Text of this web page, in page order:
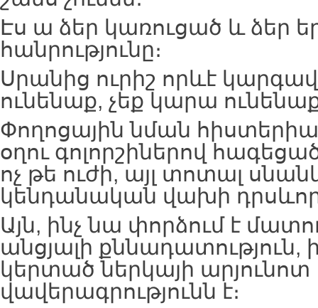
Էս ա ձեր կառուցած և ձեր
հանրությունը։
Սրանից ուրիշ որևէ
ունենաք, չեք կարա
Փողոցային նման
օղու գոլորշիներով
ոչ թե ուժի, այլ տոտալ
կենդանական վախի
Այն, ինչ նա փորձում է
անցյալի քննադատություն,
կերտած ներկայի արյունոտ
վավերագրությունն է։